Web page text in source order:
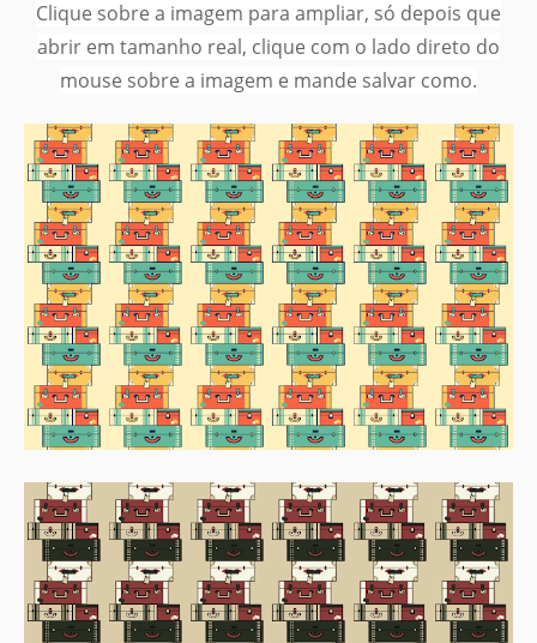
Clique sobre a imagem para ampliar, só depois que
abrir em tamanho real, clique com o lado direto do
mouse sobre a imagem e mande salvar como.